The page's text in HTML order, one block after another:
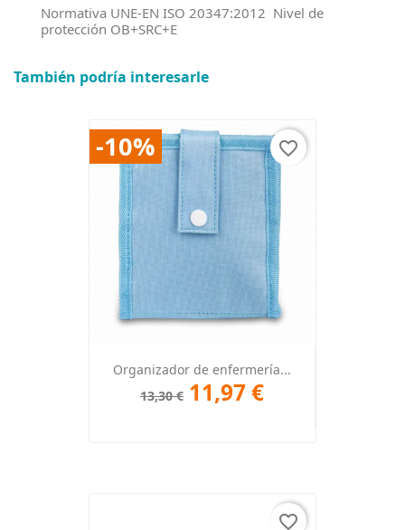
Normativa UNE-EN ISO 20347:2012 Nivel de
protección OB+SRC+E
También podría interesarle
Organizador de enfermería...
13,30 € 11,97 €
-10% favorite_border
favorite_border